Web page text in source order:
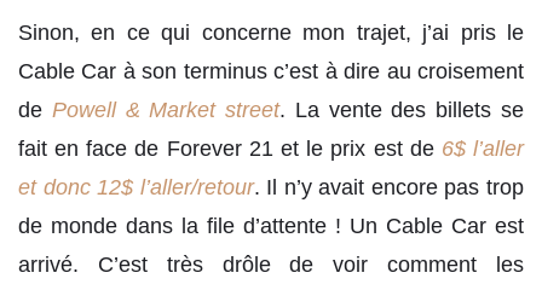
Sinon, en ce qui concerne mon trajet, j’ai pris le
Cable Car à son terminus c’est à dire au croisement
de Powell & Market street. La vente des billets se
fait en face de Forever 21 et le prix est de 6$ l’aller
et donc 12$ l’aller/retour. Il n’y avait encore pas trop
de monde dans la file d’attente ! Un Cable Car est
arrivé. C’est très drôle de voir comment les